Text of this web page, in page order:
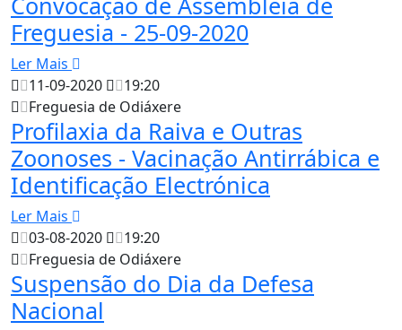
Freguesia - 25-09-2020
Ler Mais
11-09-2020
19:20
Freguesia de Odiáxere
Profilaxia da Raiva e Outras
Zoonoses - Vacinação Antirrábica e
Identificação Electrónica
Ler Mais
03-08-2020
19:20
Freguesia de Odiáxere
Suspensão do Dia da Defesa
Nacional